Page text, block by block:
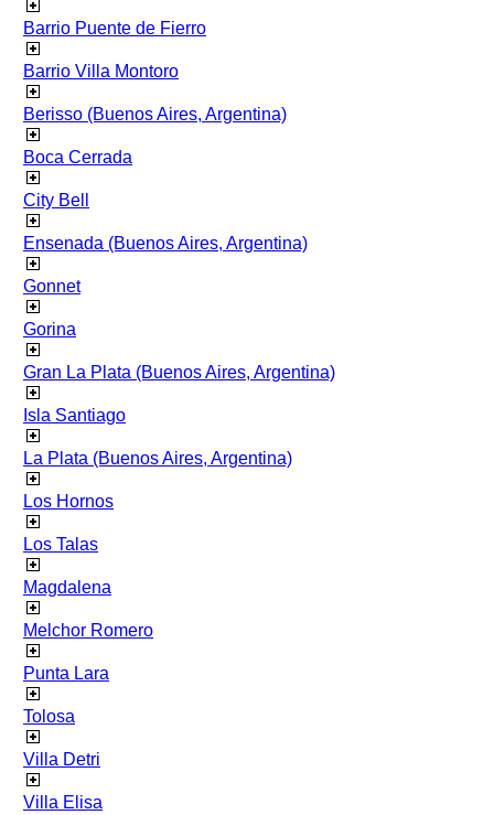
Barrio Puente de Fierro
Barrio Villa Montoro
Berisso (Buenos Aires, Argentina)
Boca Cerrada
City Bell
Ensenada (Buenos Aires, Argentina)
Gonnet
Gorina
Gran La Plata (Buenos Aires, Argentina)
Isla Santiago
La Plata (Buenos Aires, Argentina)
Los Hornos
Los Talas
Magdalena
Melchor Romero
Punta Lara
Tolosa
Villa Detri
Villa Elisa